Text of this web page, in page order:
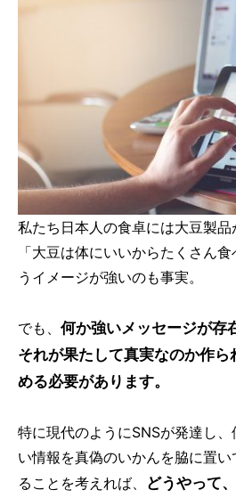
私たち日本人の食卓には大豆製品
「大豆は体にいいからたくさん
うイメージが強いのも事実。
でも、 何か強いメッセージが存
それが果たして真実なのか作
める必要があります。
特に現代のようにSNSが発達し
い情報を真偽のいかんを脇に置
ることを考えれば、 どうやって